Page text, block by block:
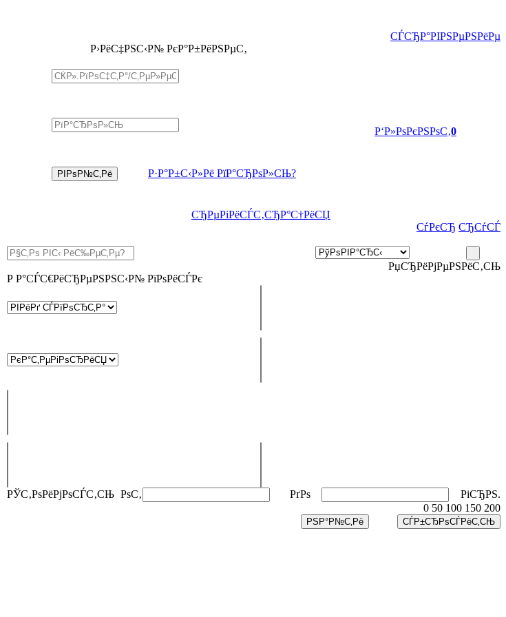
СЃСЂР°РІРЅРµРЅРёРµ
Р›РёС‡РЅС‹Р№ РєР°Р±РёРЅРµС‚
Р·Р°Р±С‹Р»Рё РїР°СЂРѕР»СЊ?
СЂРµРіРёСЃС‚СЂР°С†РёСЏ
Р‘Р»РѕРєРЅРѕС‚0
СѓРєСЂ СЂСѓСЃ
РџСЂРёРјРµРЅРёС‚СЊ
Р Р°СЃС€РёСЂРµРЅРЅС‹Р№ РїРѕРёСЃРє
РЎС‚РѕРёРјРѕСЃС‚СЊ РѕС‚ РґРѕ
РіСЂРЅ.
0 50 100 150 200